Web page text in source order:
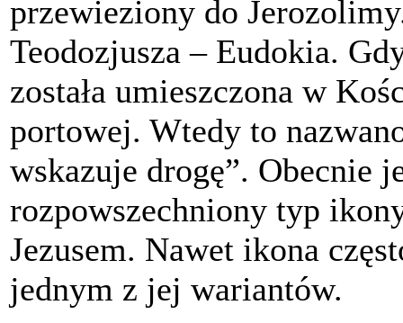
przewieziony do
Teodozjusza – Eudokia.
została umieszczona w
portowej. Wtedy to
wskazuje drogę”. Obecnie
rozpowszechniony typ
Jezusem. Nawet ikona
jednym z jej wariantów.